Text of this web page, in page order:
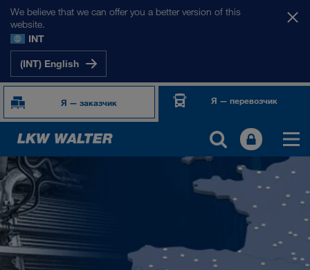
We believe that we can offer you a better version of this
website.
INT
(INT) English
Я — заказчик Я — перевозчик
TOGETHER WE DRIVE
WE LOAD
WE GROW